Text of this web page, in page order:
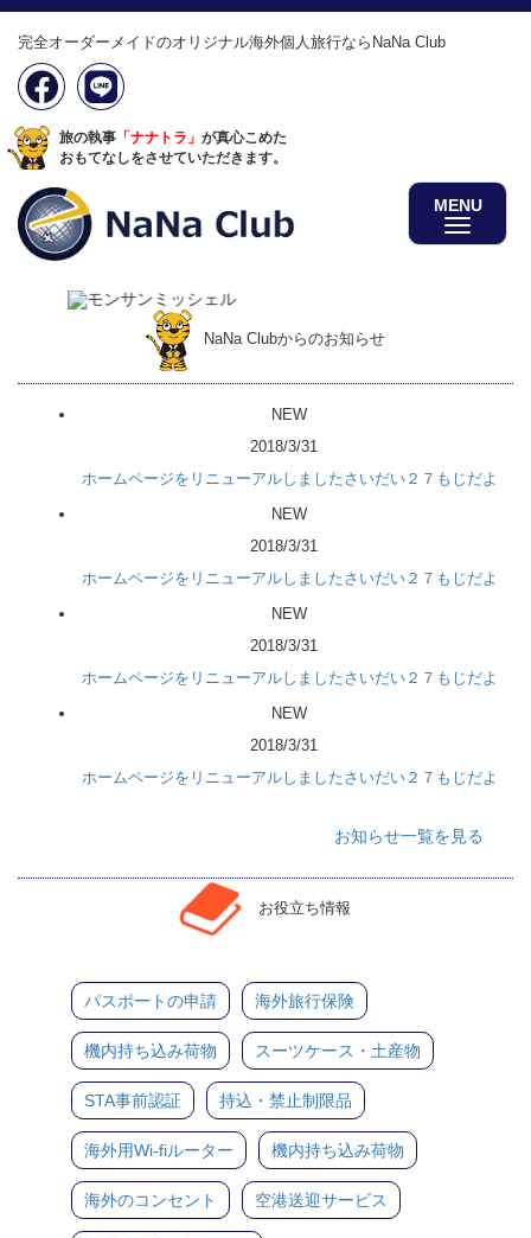
完全オーダーメイドのオリジナル海外個人旅行ならNaNa Club
旅の執事 「ナナトラ」 が真心こめた
おもてなしをさせていただきます。
MENU
NaNa Clubからのお知らせ
NEW
2018/3/31
ホームページをリニューアルしましたさいだい２７もじだよ
NEW
2018/3/31
ホームページをリニューアルしましたさいだい２７もじだよ
NEW
2018/3/31
ホームページをリニューアルしましたさいだい２７もじだよ
NEW
2018/3/31
ホームページをリニューアルしましたさいだい２７もじだよ
お知らせ一覧を見る
お役立ち情報
パスポートの申請 海外旅行保険
機内持ち込み荷物 スーツケース・土産物
STA事前認証 持込・禁止制限品
海外用Wi-fiルーター 機内持ち込み荷物
海外のコンセント 空港送迎サービス